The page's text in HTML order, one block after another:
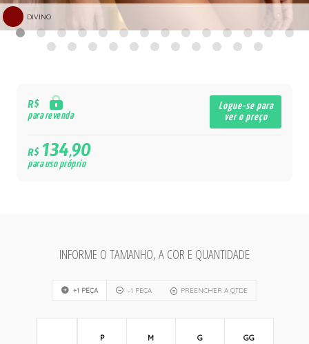
DIVINO
R$
para revenda
Logue-se para
ver o preço
R$134,90
para uso próprio
INFORME O TAMANHO, A COR E QUANTIDADE
+1 PEÇA -1 PEÇA PREENCHER A QTDE
P M G GG